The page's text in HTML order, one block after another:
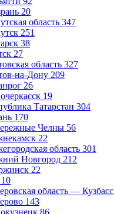
20
область 347
251
38
27
область 327
на-Дону 209
26
19
Татарстан 304
170
Челны 56
22
область 301
Новгород 212
22
10
область — Кузбасс
143
86